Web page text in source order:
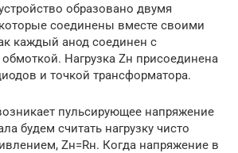
образовано двумя
соединены вместе своими
каждый анод соединен с
Нагрузка Zн присоединена
и точкой трансформатора.
пульсирующее напряжение
будем считать нагрузку чисто
Zн=Rн. Когда напряжение в